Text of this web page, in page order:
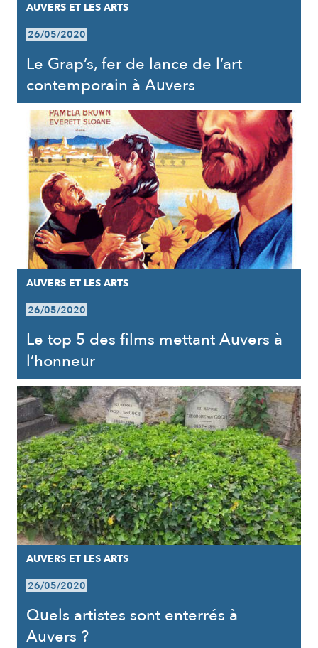
AUVERS ET LES ARTS
26/05/2020
Le Grap’s, fer de lance de l’art
contemporain à Auvers
AUVERS ET LES ARTS
26/05/2020
Le top 5 des films mettant Auvers à
l’honneur
AUVERS ET LES ARTS
26/05/2020
Quels artistes sont enterrés à
Auvers ?